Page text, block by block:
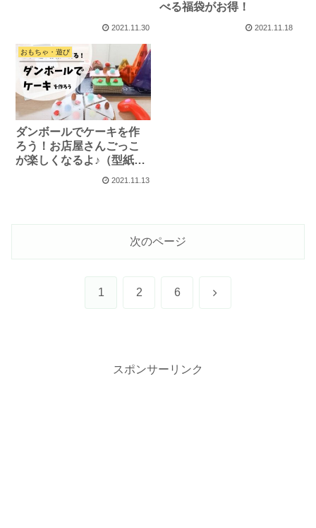
2021.11.30
べる福袋がお得！
2021.11.18
おもちゃ・遊び
ダンボールでケーキを作
ろう！お店屋さんごっこ
が楽しくなるよ♪（型紙配
2021.11.13
次のページ
1 2 6 次
スポンサーリンク